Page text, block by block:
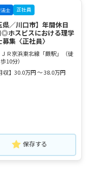
士 正社員
県／川口市】年間休日
ホスピスにおける理学
集〈正社員〉
ＪＲ京浜東北線「蕨駅」（徒
歩10分）
収】30.0万円 ～ 38.0万円
保存する